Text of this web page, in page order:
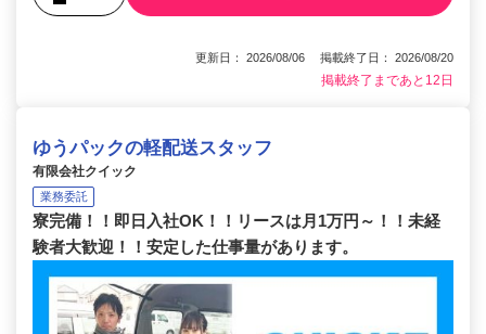
更新日： 2026/08/06 掲載終了日： 2026/08/20
掲載終了まであと12日
ゆうパックの軽配送スタッフ
有限会社クイック
業務委託
寮完備！！即日入社OK！！リースは月1万円～！！未経
験者大歓迎！！安定した仕事量があります。